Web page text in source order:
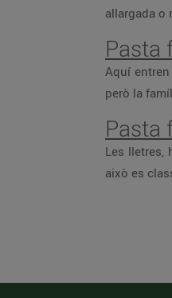
allargada o
Pasta
Aquí
però la
Pasta
Les lletres,
això es